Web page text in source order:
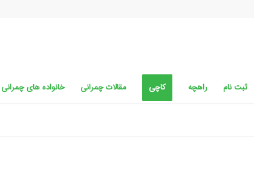
ثبت نام راهچه کاچی مقالات چمرانی خانواده های چمرانی